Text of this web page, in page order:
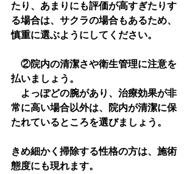
たり、あまりにも評価が高すぎたりす
る場合は、サクラの場合もあるため、
慎重に選ぶようにしてください。
②院内の清潔さや衛生管理に注意を
払いましょう。
よっぽどの腕があり、治療効果が非
常に高い場合以外は、院内が清潔に保
たれているところを選びましょう。
きめ細かく掃除する性格の方は、施術
態度にも現れます。